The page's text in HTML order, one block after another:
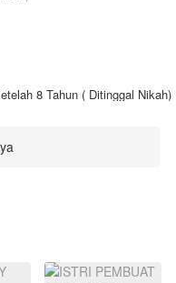
8 Tahun ( Ditinggal Nikah)